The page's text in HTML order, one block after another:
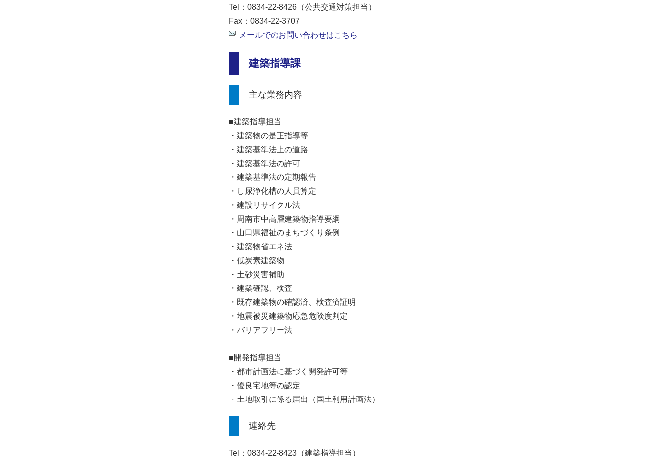
Tel：0834-22-8426（公共交通対策担当）
Fax：0834-22-3707
メールでのお問い合わせはこちら
建築指導課
主な業務内容
■建築指導担当
・建築物の是正指導等
・建築基準法上の道路
・建築基準法の許可
・建築基準法の定期報告
・し尿浄化槽の人員算定
・建設リサイクル法
・周南市中高層建築物指導要綱
・山口県福祉のまちづくり条例
・建築物省エネ法
・低炭素建築物
・土砂災害補助
・建築確認、検査
・既存建築物の確認済、検査済証明
・地震被災建築物応急危険度判定
・バリアフリー法
■開発指導担当
・都市計画法に基づく開発許可等
・優良宅地等の認定
・土地取引に係る届出（国土利用計画法）
連絡先
Tel：0834-22-8423（建築指導担当）